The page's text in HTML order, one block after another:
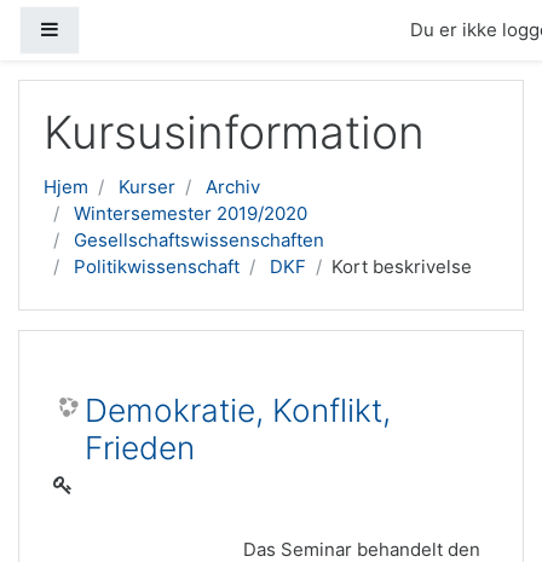
Du er ikke
Kursusinformation
Hjem Kurser
Archiv
Wintersemester 2019/2020
Gesellschaftswissenschaften
Politikwissenschaft
DKF Kort beskrivelse
Demokratie, Konflikt,
Frieden
Das Seminar behandelt den